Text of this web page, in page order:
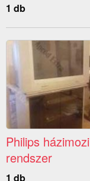
1 db
Philips házimozi
rendszer
1 db